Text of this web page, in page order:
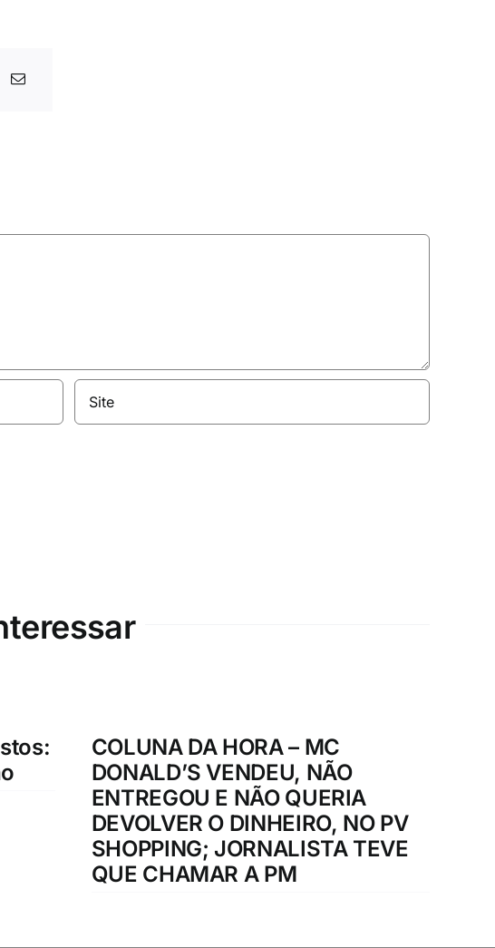
COLUNA DA HORA – MC
DONALD’S VENDEU, NÃO
ENTREGOU E NÃO QUERIA
DEVOLVER O DINHEIRO, NO PV
SHOPPING; JORNALISTA TEVE
QUE CHAMAR A PM